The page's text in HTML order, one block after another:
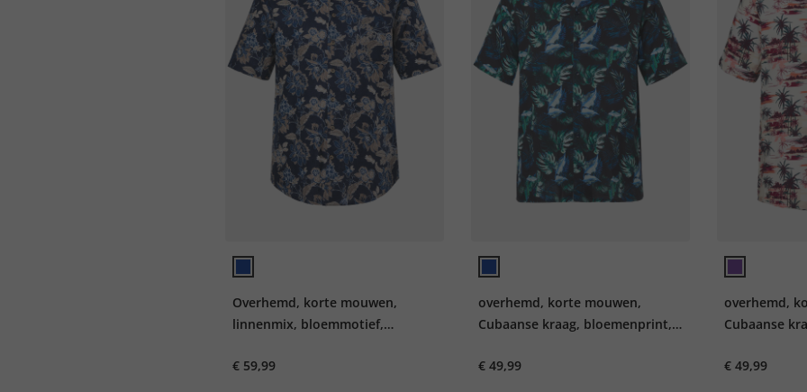
Overhemd, korte mouwen,
linnenmix, bloemmotief,
8XL
€ 59,99
overhemd, korte mouwen,
Cubaanse kraag, bloemenprint,
€ 49,99
overhemd,
Cubaanse
€ 49,99